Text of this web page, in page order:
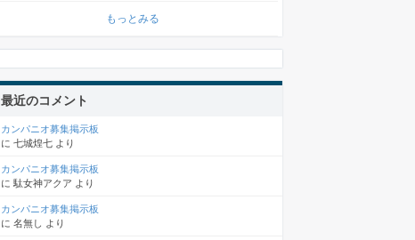
もっとみる
最近のコメント
カンパニオ募集掲示板
に 七城煌七 より
カンパニオ募集掲示板
に 駄女神アクア より
カンパニオ募集掲示板
に 名無し より